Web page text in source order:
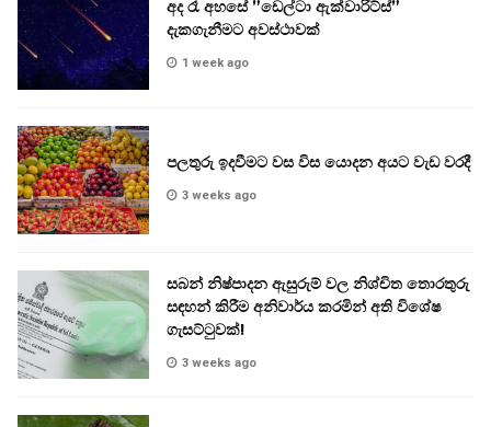
අද රෑ අහසේ ”ඩෙල්ටා ඇක්වාරිට්ස්”
දැකගැනීමට අවස්ථාවක්
1 week ago
පලතුරු ඉදවීමට වස විස යොදන අයට වැඩ වරදී
3 weeks ago
සබන් නිෂ්පාදන ඇසුරුම් වල නිශ්චිත තොරතුරු
සඳහන් කිරීම අනිවාර්ය කරමින් අති විශේෂ
ගැසට්ටුවක්!
3 weeks ago